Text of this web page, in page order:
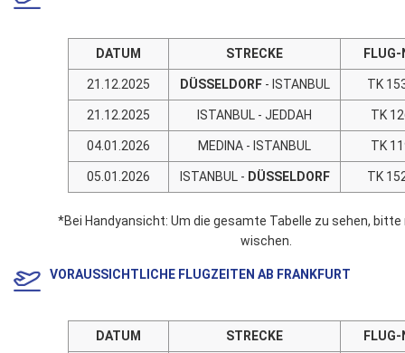
DATUM STRECKE FLUG-
21.12.2025 DÜSSELDORF - ISTANBUL TK
21.12.2025 ISTANBUL - JEDDAH TK
04.01.2026 MEDINA - ISTANBUL TK
05.01.2026 ISTANBUL - DÜSSELDORF TK
*Bei Handyansicht: Um die gesamte Tabelle zu sehen,
wischen.
VORAUSSICHTLICHE FLUGZEITEN AB FRANKFURT
DATUM STRECKE FLUG-